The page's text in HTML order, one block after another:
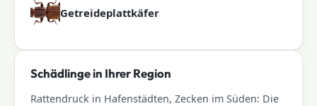
Getreideplattkäfer
Schädlinge in Ihrer Region
Rattendruck in Hafenstädten, Zecken im Süden: Die